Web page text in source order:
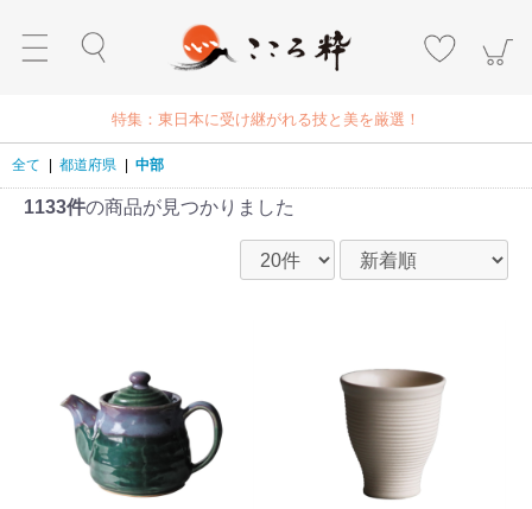
特集：東日本に受け継がれる技と美を厳選！
全て 都道府県 中部
1133件の商品が見つかりました